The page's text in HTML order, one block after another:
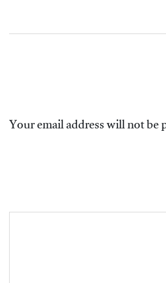
Your email address will not